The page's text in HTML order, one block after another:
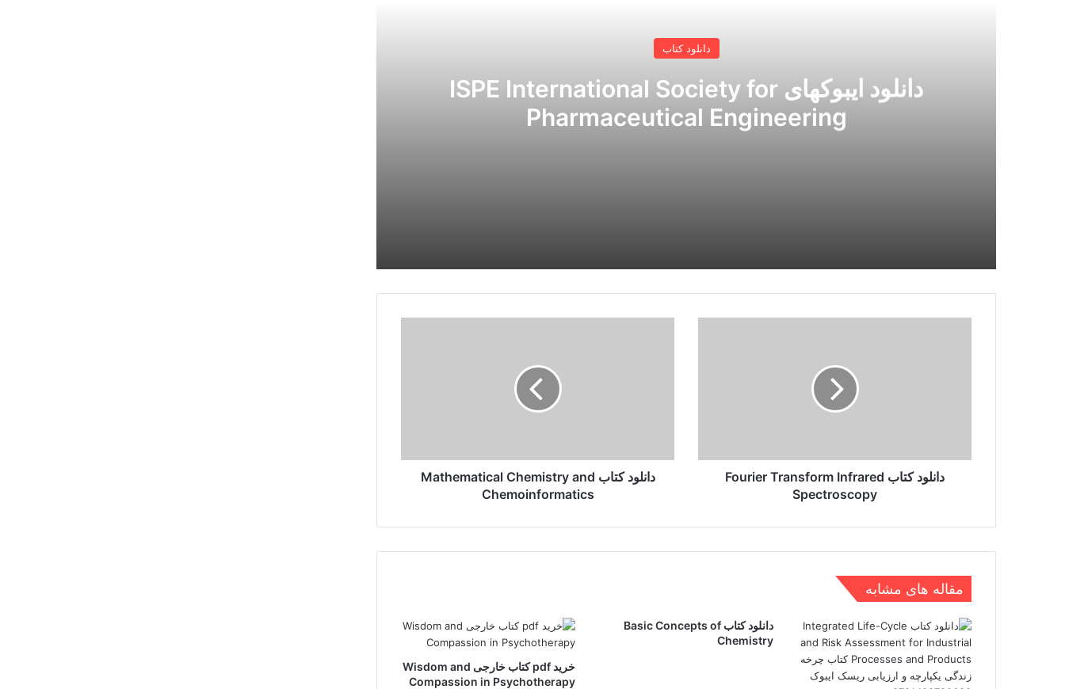
دانلود کتاب
دانلود ایبوکهای ISPE International Society for
Pharmaceutical Engineering
دانلود کتاب حسابداری صنعتی چارلز توماس هورنگرن نسخه 16
دانلود کتاب Fourier Transform Infrared
Spectroscopy
دانلود کتاب Mathematical Chemistry and
Chemoinformatics
مقاله های مشابه
دانلود کتاب Basic Concepts of
Chemistry
خرید pdf کتاب خارجی Wisdom and
Compassion in Psychotherapy